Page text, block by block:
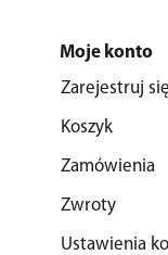
Moje konto
Zarejestruj
Koszyk
Zamówienia
Zwroty
Ustawienia